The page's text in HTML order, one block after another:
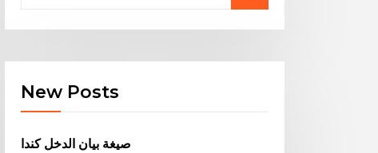
New Posts
صيغة بيان الدخل كندا